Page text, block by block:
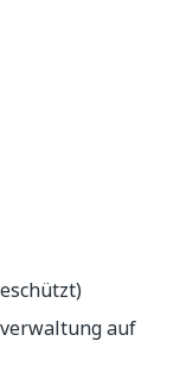
auf